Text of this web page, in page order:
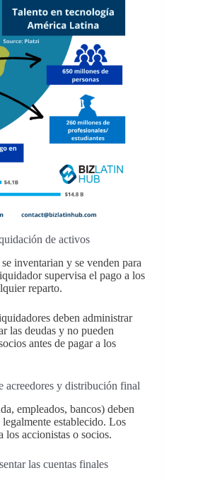
de activos
inventarian y se venden para
supervisa el pago a los
reparto.
deben administrar
las deudas y no pueden
antes de pagar a los
acreedores y distribución final
empleados, bancos) deben
establecido. Los
los accionistas o socios.
las cuentas finales